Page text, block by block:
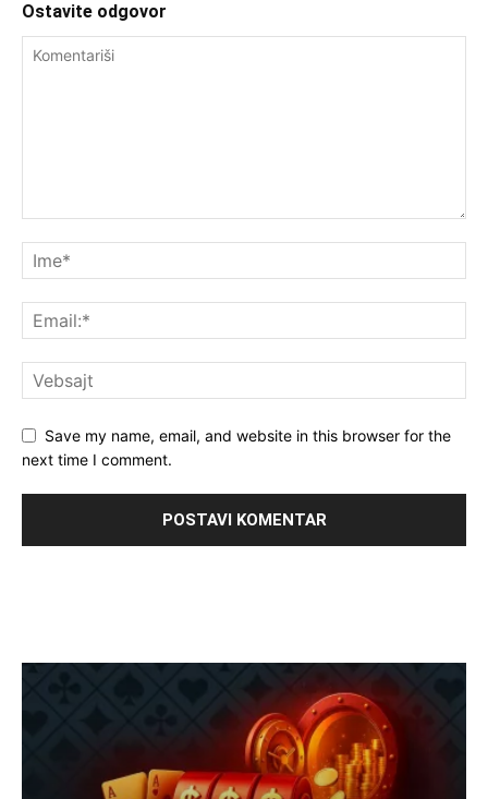
Ostavite odgovor
Save my name, email, and website in this browser for the
next time I comment.